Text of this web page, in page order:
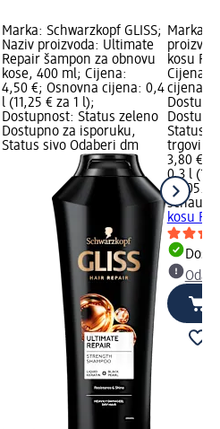
Marka: Schwarzkopf GLISS;
Naziv proizvoda: Ultimate
Repair šampon za obnovu
kose, 400 ml; Cijena:
4,50 €; Osnovna cijena: 0,4
l (11,25 € za 1 l);
Dostupnost: Status zeleno
Dostupno za isporuku,
Status sivo Odaberi dm
Marka:
kosu
Cijena:
cijena:
Status
trgovinu
3,80 €
0,3 l
na
kosu